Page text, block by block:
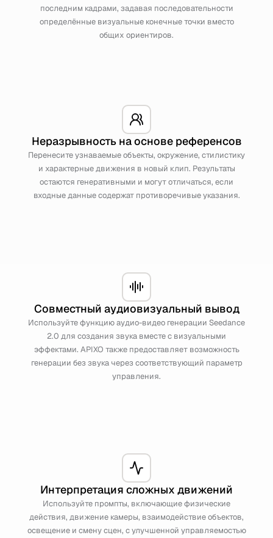
последним кадрами, задавая последовательности
определённые визуальные конечные точки вместо
общих ориентиров.
Неразрывность на основе референсов
Перенесите узнаваемые объекты, окружение, стилистику
и характерные движения в новый клип. Результаты
остаются генеративными и могут отличаться, если
входные данные содержат противоречивые указания.
Совместный аудиовизуальный вывод
Используйте функцию аудио-видео генерации Seedance
2.0 для создания звука вместе с визуальными
эффектами. APIXO также предоставляет возможность
генерации без звука через соответствующий параметр
управления.
Интерпретация сложных движений
Используйте промпты, включающие физические
действия, движение камеры, взаимодействие объектов,
освещение и смену сцен, с улучшенной управляемостью